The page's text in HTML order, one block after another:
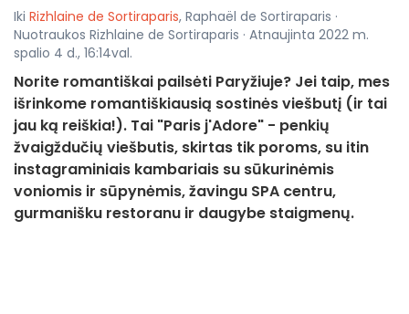
Iki Rizhlaine de Sortiraparis, Raphaël de Sortiraparis ·
Nuotraukos Rizhlaine de Sortiraparis · Atnaujinta 2022 m.
spalio 4 d., 16:14val.
Norite romantiškai pailsėti Paryžiuje? Jei taip, mes
išrinkome romantiškiausią sostinės viešbutį (ir tai
jau ką reiškia!). Tai "Paris j'Adore" - penkių
žvaigždučių viešbutis, skirtas tik poroms, su itin
instagraminiais kambariais su sūkurinėmis
voniomis ir sūpynėmis, žavingu SPA centru,
gurmanišku restoranu ir daugybe staigmenų.